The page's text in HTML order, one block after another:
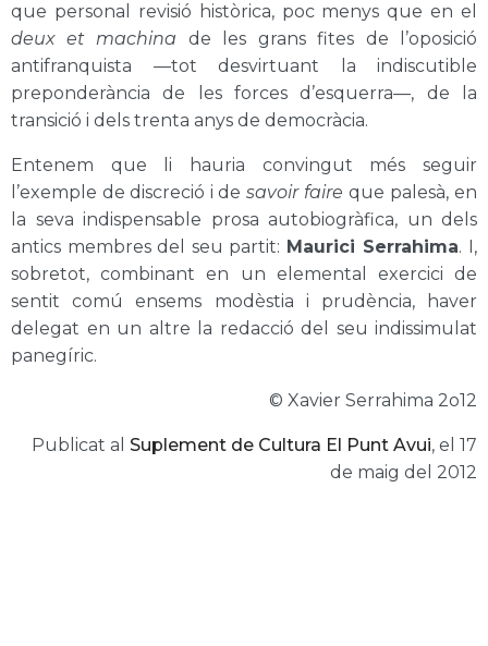
que personal revisió històrica, poc menys que en el
deux et machina de les grans fites de l’oposició
antifranquista —tot desvirtuant la indiscutible
preponderància de les forces d’esquerra—, de la
transició i dels trenta anys de democràcia.
Entenem que li hauria convingut més seguir
l’exemple de discreció i de savoir faire que palesà, en
la seva indispensable prosa autobiogràfica, un dels
antics membres del seu partit: Maurici Serrahima. I,
sobretot, combinant en un elemental exercici de
sentit comú ensems modèstia i prudència, haver
delegat en un altre la redacció del seu indissimulat
panegíric.
© Xavier Serrahima 2o12
Publicat al Suplement de Cultura El Punt Avui, el 17
de maig del 2012